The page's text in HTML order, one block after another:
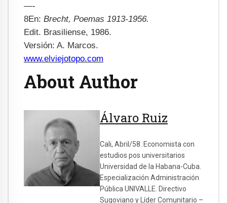
—-
8En: Brecht, Poemas 1913-1956.
Edit. Brasiliense, 1986.
Versión: A. Marcos.
www.elviejotopo.com
About Author
Álvaro Ruiz
Cali, Abril/58. Economista con
estudios pos universitarios
Universidad de la Habana-Cuba.
Especialización Administración
Pública UNIVALLE. Directivo
Sugoviano y Líder Comunitario –